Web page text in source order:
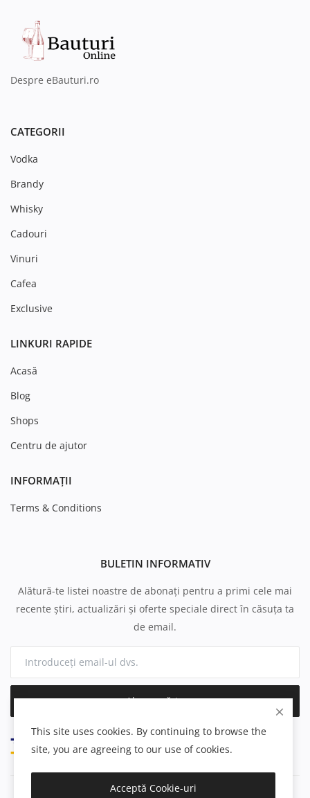
Despre eBauturi.ro
CATEGORII
Vodka
Brandy
Whisky
Cadouri
Vinuri
Cafea
Exclusive
LINKURI RAPIDE
Acasă
Blog
Shops
Centru de ajutor
INFORMAȚII
Terms & Conditions
BULETIN INFORMATIV
Alătură-te listei noastre de abonați pentru a primi cele mai
recente știri, actualizări și oferte speciale direct în căsuța ta
de email.
Abonează-te
This site uses cookies. By continuing to browse the
site, you are agreeing to our use of cookies.
Acceptă Cookie-uri